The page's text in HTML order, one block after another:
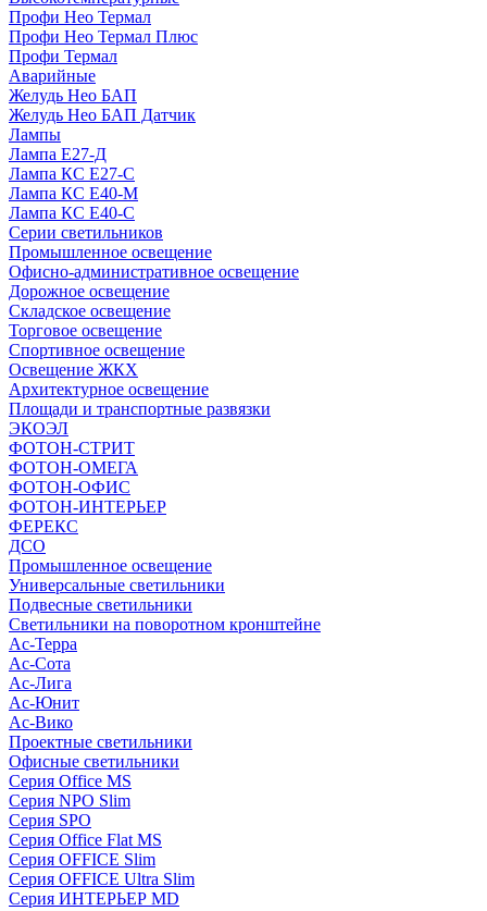
Профи Нео Термал
Профи Нео Термал Плюс
Профи Термал
Аварийные
Желудь Нео БАП
Желудь Нео БАП Датчик
Лампы
Лампа Е27-Д
Лампа КС Е27-С
Лампа КС Е40-М
Лампа КС Е40-С
Серии светильников
Промышленное освещение
Офисно-административное освещение
Дорожное освещение
Складское освещение
Торговое освещение
Спортивное освещение
Освещение ЖКХ
Архитектурное освещение
Площади и транспортные развязки
ЭКОЭЛ
ФОТОН-СТРИТ
ФОТОН-ОМЕГА
ФОТОН-ОФИС
ФОТОН-ИНТЕРЬЕР
ФЕРЕКС
ДСО
Промышленное освещение
Универсальные светильники
Подвесные светильники
Светильники на поворотном кронштейне
Ас-Терра
Ас-Сота
Ас-Лига
Ас-Юнит
Ас-Вико
Проектные светильники
Офисные светильники
Серия Office MS
Серия NPO Slim
Серия SPO
Серия Office Flat MS
Серия OFFICE Slim
Серия OFFICE Ultra Slim
Серия ИНТЕРЬЕР MD